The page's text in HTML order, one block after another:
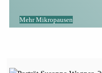
Mehr Mikropausen